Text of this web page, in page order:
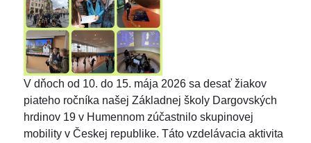
V dňoch od 10. do 15. mája 2026 sa desať žiakov
piateho ročníka našej Základnej školy Dargovských
hrdinov 19 v Humennom zúčastnilo skupinovej
mobility v Českej republike. Táto vzdelávacia aktivita